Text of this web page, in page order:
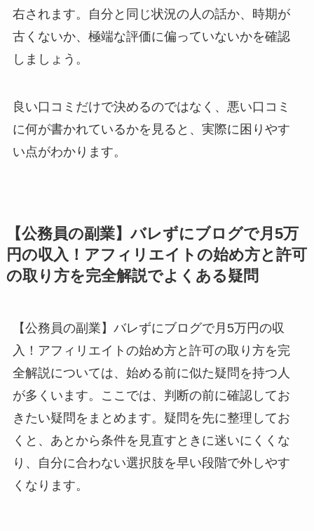
右されます。自分と同じ状況の人の話か、時期が
古くないか、極端な評価に偏っていないかを確認
しましょう。
良い口コミだけで決めるのではなく、悪い口コミ
に何が書かれているかを見ると、実際に困りやす
い点がわかります。
【公務員の副業】バレずにブログで月5万
円の収入！アフィリエイトの始め方と許可
の取り方を完全解説でよくある疑問
【公務員の副業】バレずにブログで月5万円の収
入！アフィリエイトの始め方と許可の取り方を完
全解説については、始める前に似た疑問を持つ人
が多くいます。ここでは、判断の前に確認してお
きたい疑問をまとめます。疑問を先に整理してお
くと、あとから条件を見直すときに迷いにくくな
り、自分に合わない選択肢を早い段階で外しやす
くなります。